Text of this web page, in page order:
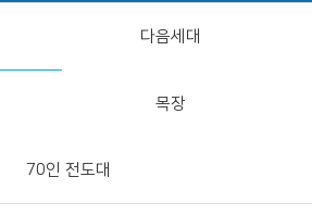
다음세대
목장
70인 전도대